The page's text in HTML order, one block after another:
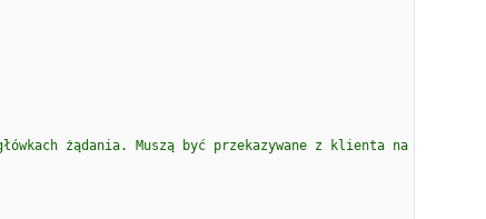
żądania. Muszą być przekazywane z klienta na